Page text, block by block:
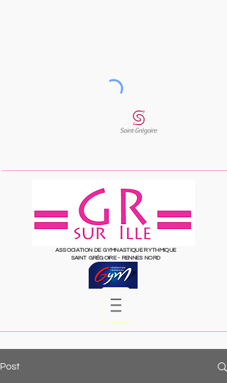
ASSOCIATION DE GYMNASTIQUE RYTHMIQUE
SAINT GRÉGOIRE- RENNES NORD
Post